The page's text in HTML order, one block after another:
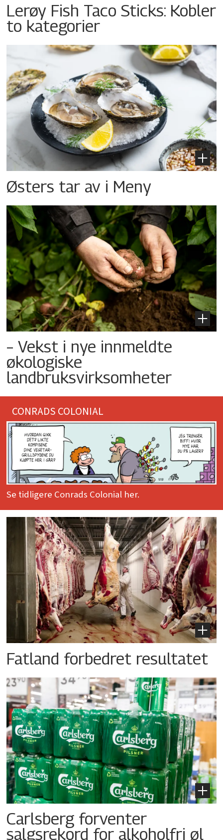
Lerøy Fish Taco Sticks: Kobler
to kategorier
Østers tar av i Meny
– Vekst i nye innmeldte
økologiske
landbruksvirksomheter
CONRADS COLONIAL
Se tidligere Conrads Colonial her.
Fatland forbedret resultatet
Carlsberg forventer
salgsrekord for alkoholfri øl